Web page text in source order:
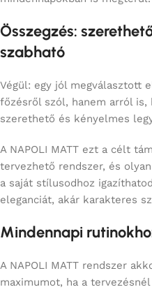
Összegzés:
szabható
Végül: egy jól megválasztott
főzésről szól, hanem arról is,
szerethető és kényelmes
A NAPOLI MATT ezt a célt
tervezhető rendszer, és
a saját stílusodhoz
eleganciát, akár karakteres
Mindennapi
A NAPOLI MATT rendszer
maximumot, ha a